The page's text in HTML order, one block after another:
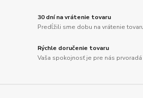
30 dní na vrátenie tovaru
Predĺžili sme dobu na vrátenie
Rýchle doručenie tovaru
Vaša spokojnosť je pre nás prvoradá